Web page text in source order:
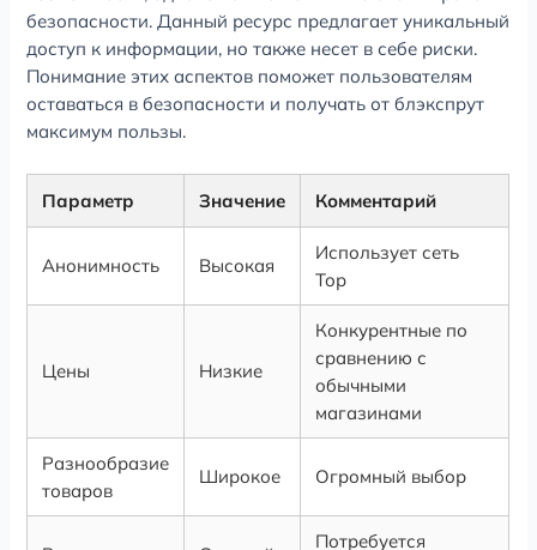
безопасности. Данный ресурс предлагает уникальный
доступ к информации, но также несет в себе риски.
Понимание этих аспектов поможет пользователям
оставаться в безопасности и получать от блэкспрут
максимум пользы.
Параметр Значение Комментарий
Анонимность Высокая
Использует сеть
Тор
Цены Низкие
Конкурентные по
сравнению с
обычными
магазинами
Разнообразие
товаров
Широкое Огромный выбор
Потребуется